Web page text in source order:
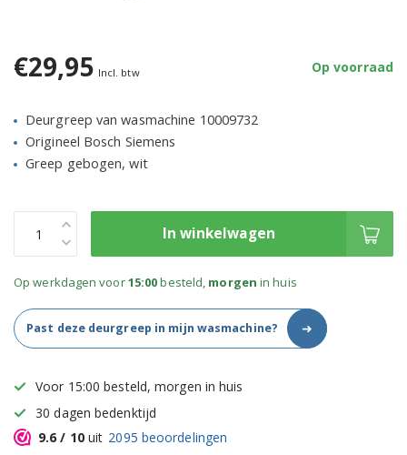
€29,95 Incl. btw Op voorraad
Deurgreep van wasmachine 10009732
Origineel Bosch Siemens
Greep gebogen, wit
In winkelwagen
Op werkdagen voor15:00besteld, morgen in huis
Past deze deurgreep in mijn wasmachine? ➜
Voor 15:00 besteld, morgen in huis
30 dagen bedenktijd
9.6 / 10uit 2095 beoordelingen